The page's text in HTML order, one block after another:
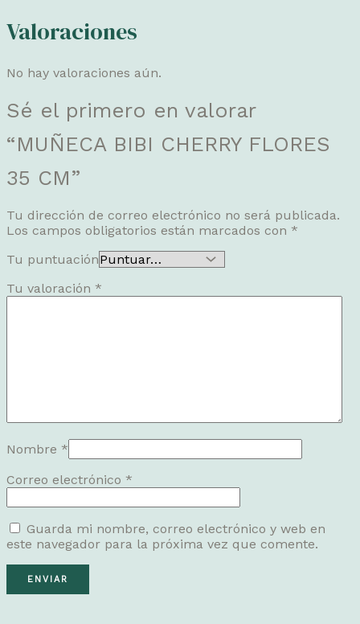
Valoraciones
No hay valoraciones aún.
Sé el primero en valorar
“MUÑECA BIBI CHERRY FLORES
35 CM”
Tu dirección de correo electrónico no será publicada.
Los campos obligatorios están marcados con *
Tu puntuación
Tu valoración *
Nombre *
Correo electrónico *
Guarda mi nombre, correo electrónico y web en
este navegador para la próxima vez que comente.